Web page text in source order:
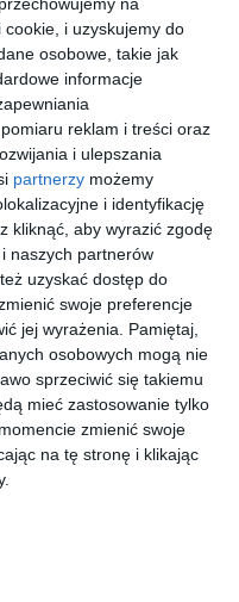
na
i uzyskujemy do
osobowe, takie jak
informacje
reklam i treści oraz
i ulepszania
partnerzy możemy
i identyfikację
kliknąć, aby wyrazić zgodę
naszych partnerów
uzyskać dostęp do
swoje preferencje
jej wyrażenia. Pamiętaj,
osobowych mogą nie
sprzeciwić się takiemu
mieć zastosowanie tylko
zmienić swoje
na tę stronę i klikając
ulubionych
łazienka